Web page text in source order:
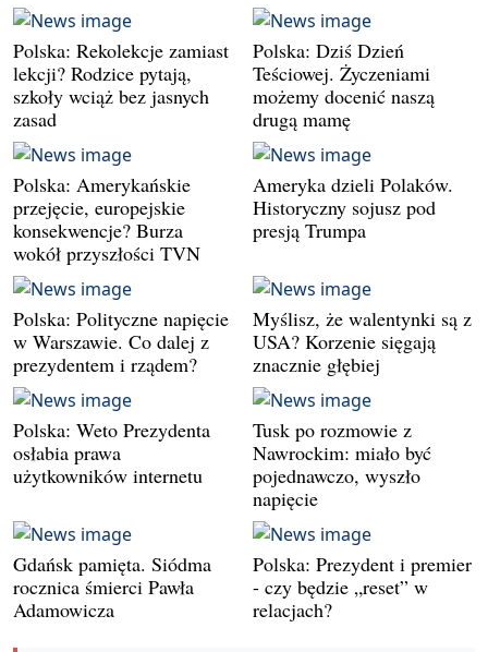
Polska: Rekolekcje zamiast
lekcji? Rodzice pytają,
szkoły wciąż bez jasnych
zasad
Polska: Dziś Dzień
Teściowej. Życzeniami
możemy docenić naszą
drugą mamę
Polska: Amerykańskie
przejęcie, europejskie
konsekwencje? Burza
wokół przyszłości TVN
Ameryka dzieli Polaków.
Historyczny sojusz pod
presją Trumpa
Polska: Polityczne napięcie
w Warszawie. Co dalej z
prezydentem i rządem?
Myślisz, że walentynki są z
USA? Korzenie sięgają
znacznie głębiej
Polska: Weto Prezydenta
osłabia prawa
użytkowników internetu
Tusk po rozmowie z
Nawrockim: miało być
pojednawczo, wyszło
napięcie
Gdańsk pamięta. Siódma
rocznica śmierci Pawła
Adamowicza
Polska: Prezydent i premier
- czy będzie „reset” w
relacjach?